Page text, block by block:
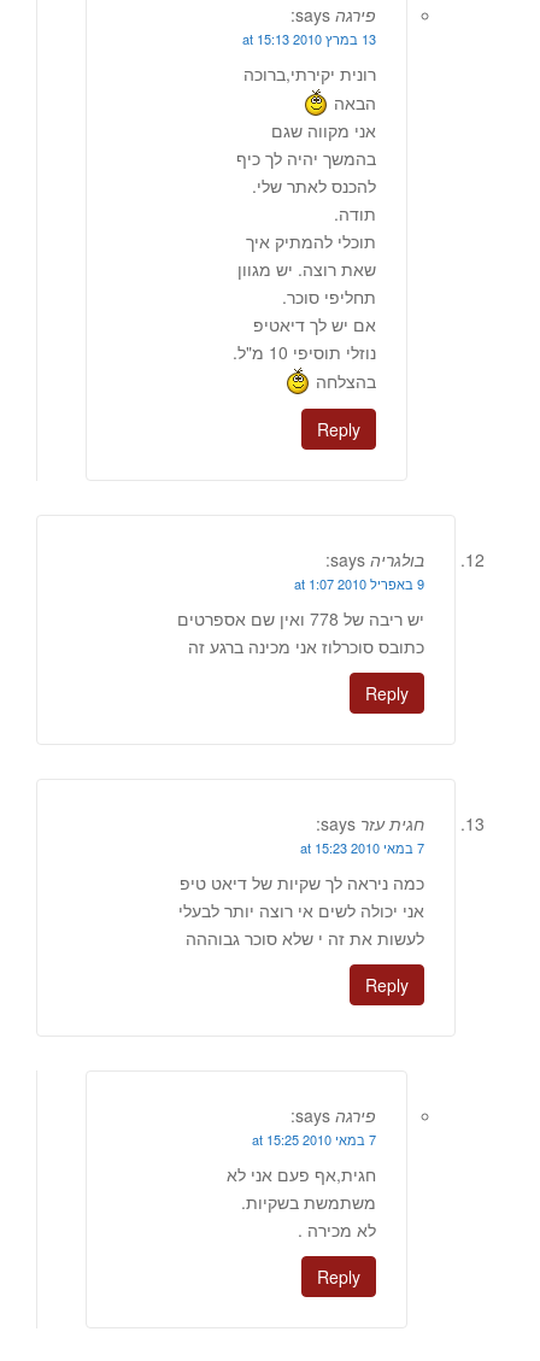
פירגה says:
13 במרץ 2010 at 15:13
רונית יקירתי,ברוכה
הבאה
אני מקווה שגם
בהמשך יהיה לך כיף
להכנס לאתר שלי.
תודה.
תוכלי להמתיק איך
שאת רוצה. יש מגוון
תחליפי סוכר.
אם יש לך דיאטיפ
נוזלי תוסיפי 10 מ"ל.
בהצלחה
Reply
בולגריה says:
9 באפריל 2010 at 1:07
יש ריבה של 778 ואין שם אספרטים
כתובס סוכרלוז אני מכינה ברגע זה
Reply
חגית עזר says:
7 במאי 2010 at 15:23
כמה ניראה לך שקיות של דיאט טיפ
אני יכולה לשים אי רוצה יותר לבעלי
לעשות את זה י שלא סוכר גבוההה
Reply
פירגה says:
7 במאי 2010 at 15:25
חגית,אף פעם אני לא
משתמשת בשקיות.
לא מכירה .
Reply